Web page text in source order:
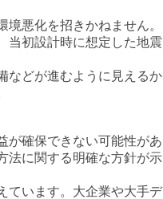
悪化を招きかねません。
当初設計時に想定した地震
などが進むように見えるか
が確保できない可能性があ
法に関する明確な方針が示
ています。大企業や大手デ